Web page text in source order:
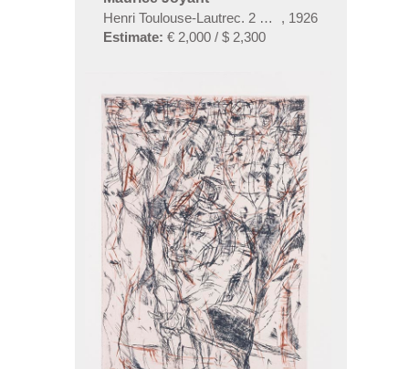
Henri Toulouse-Lautrec. 2 Bände
, 1926
Estimate: € 2,000 / $ 2,300